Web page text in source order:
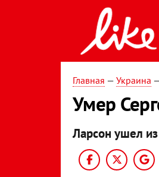
Главная — Украина
Умер
Ларсон ушел